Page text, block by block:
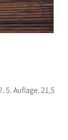
5. Auflage. 21,5